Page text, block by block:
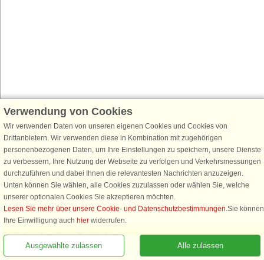
Rufen Sie an, um zu buchen
Verwendung von Cookies
Wir verwenden Daten von unseren eigenen Cookies und Cookies von
Drittanbietern. Wir verwenden diese in Kombination mit zugehörigen
personenbezogenen Daten, um Ihre Einstellungen zu speichern, unsere Dienste
zu verbessern, Ihre Nutzung der Webseite zu verfolgen und Verkehrsmessungen
durchzuführen und dabei Ihnen die relevantesten Nachrichten anzuzeigen.
Unten können Sie wählen, alle Cookies zuzulassen oder wählen Sie, welche
unserer optionalen Cookies Sie akzeptieren möchten.
Lesen Sie mehr über unsere Cookie- und Datenschutzbestimmungen.Sie können
Ihre Einwilligung auch hier widerrufen.
Notwendige: Diese Cookies tragen dazu bei, dass unsere Webseite
funktioniert, indem sie grundlegende Funktionen, wie das Erinnern an die
Alle zulassen
Ausgewählte zulassen